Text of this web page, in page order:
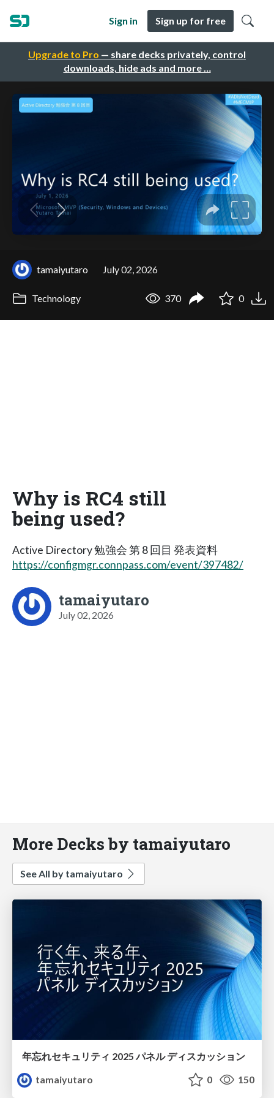
Upgrade to Pro — share decks privately, control
downloads, hide ads and more …
Sign in Sign up for free
tamaiyutaro July 02, 2026
Technology 370 0
Why is RC4 still
being used?
Active Directory 勉強会 第 8 回目 発表資料
https://configmgr.connpass.com/event/397482/
tamaiyutaro
July 02, 2026
More Decks by tamaiyutaro
See All by tamaiyutaro
年忘れセキュリティ 2025 パネル ディスカッション
tamaiyutaro
0 150